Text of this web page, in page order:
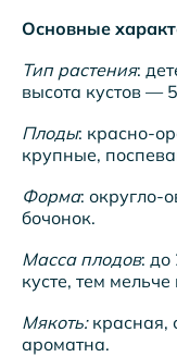
Основные
Тип растения:
высота кустов —
Плоды: красно-
крупные,
Форма: округло-
бочонок.
Масса плодов: до
кусте, тем
Мякоть: красная,
ароматна.